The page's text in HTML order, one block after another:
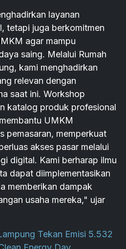
layanan
tetapi juga berkomitmen
agar mampu
saing. Melalui Rumah
kami menghadirkan
relevan dengan
saat ini. Workshop
katalog produk profesional
UMKM
pemasaran, memperkuat
akses pasar melalui
digital. Kami berharap ilmu
dapat diimplementasikan
memberikan dampak
usaha mereka," ujar
Tekan Emisi 5.532